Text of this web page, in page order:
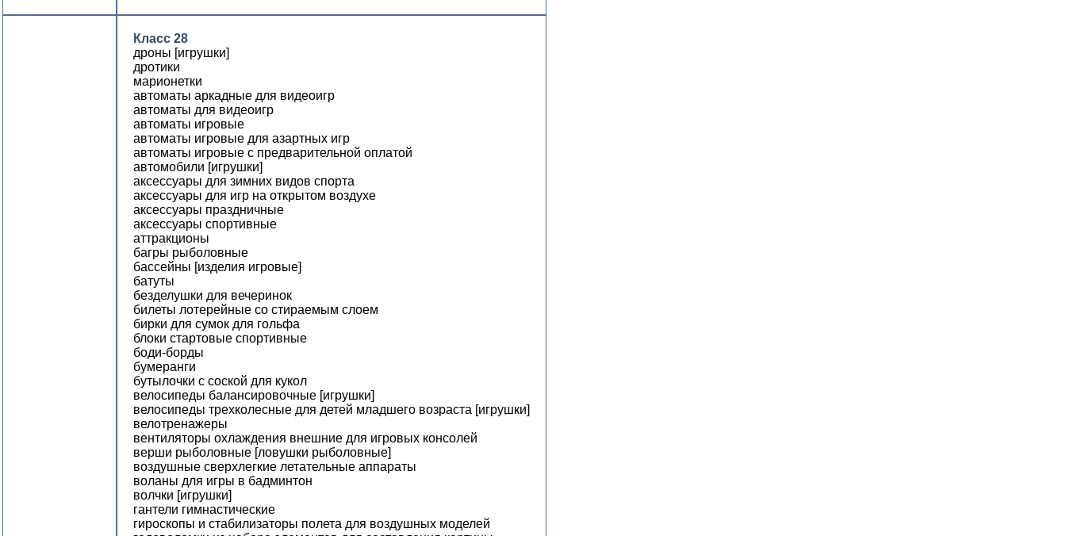
Класс 28
дроны [игрушки]
дротики
марионетки
автоматы аркадные для видеоигр
автоматы для видеоигр
автоматы игровые
автоматы игровые для азартных игр
автоматы игровые с предварительной оплатой
автомобили [игрушки]
аксессуары для зимних видов спорта
аксессуары для игр на открытом воздухе
аксессуары праздничные
аксессуары спортивные
аттракционы
багры рыболовные
бассейны [изделия игровые]
батуты
безделушки для вечеринок
билеты лотерейные со стираемым слоем
бирки для сумок для гольфа
блоки стартовые спортивные
боди-борды
бумеранги
бутылочки с соской для кукол
велосипеды балансировочные [игрушки]
велосипеды трехколесные для детей младшего возраста [игрушки]
велотренажеры
вентиляторы охлаждения внешние для игровых консолей
верши рыболовные [ловушки рыболовные]
воздушные сверхлегкие летательные аппараты
воланы для игры в бадминтон
волчки [игрушки]
гантели гимнастические
гироскопы и стабилизаторы полета для воздушных моделей